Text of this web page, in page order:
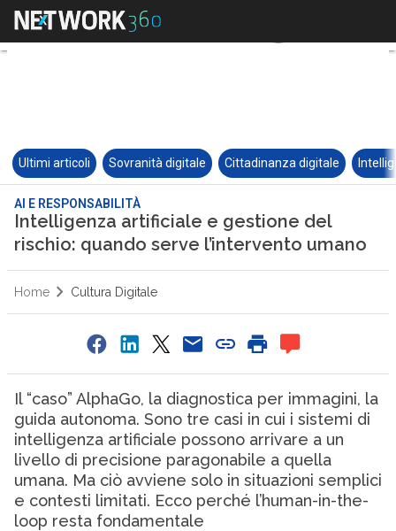
Ultimi articoli Sovranità digitale Cittadinanza digitale
AI E RESPONSABILITÀ
Intelligenza artificiale e gestione del
rischio: quando serve l’intervento umano
Home Cultura Digitale
Il “caso” AlphaGo, la diagnostica per immagini, la
guida autonoma. Sono tre casi in cui i sistemi di
intelligenza artificiale possono arrivare a un
livello di precisione paragonabile a quella
umana. Ma ciò avviene solo in situazioni semplici
e contesti limitati. Ecco perché l’human-in-the-
loop resta fondamentale